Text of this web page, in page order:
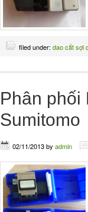
filed under: dao cắt sợi
Phân phối
Sumitomo
02/11/2013by admin